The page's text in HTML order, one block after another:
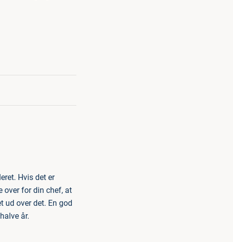
Hvis det er
over for din chef, at
ud over det. En god
år.